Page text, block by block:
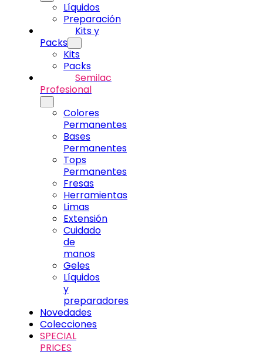
Líquidos
Preparación
Kits y
Packs
Kits
Packs
Semilac
Profesional
Colores
Permanentes
Bases
Permanentes
Tops
Permanentes
Fresas
Herramientas
Limas
Extensión
Cuidado
de
manos
Geles
Líquidos
y
preparadores
Novedades
Colecciones
SPECIAL
PRICES